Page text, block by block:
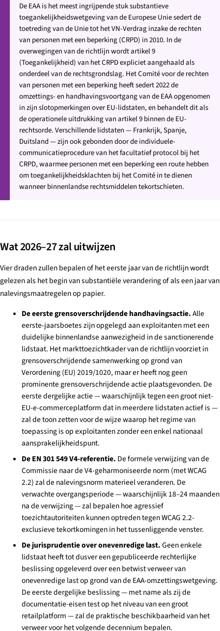
De EAA is het meest ingrijpende stuk substantieve
toegankelijkheidswetgeving van de Europese Unie sedert de
toetreding van de Unie tot het VN-Verdrag inzake de rechten
van personen met een beperking (CRPD) in 2010. In de
overwegingen van de richtlijn wordt artikel 9
(Toegankelijkheid) van het CRPD expliciet aangehaald als
onderdeel van de rechtsgrondslag. Het Comité voor de rechten
van personen met een beperking heeft sedert 2022 de
omzettings- en handhavingsvoortgang van de EAA opgenomen
in zijn slotopmerkingen over EU-lidstaten, en behandelt dit als
de operationele uitdrukking van artikel 9 binnen de EU-
rechtsorde. Verschillende lidstaten — Frankrijk, Spanje,
Duitsland — zijn ook gebonden door de individuele-
communicatieprocedure van het facultatief protocol bij het
CRPD, waarmee personen met een beperking een route hebben
om toegankelijkheidsklachten bij het Comité in te dienen
wanneer binnenlandse rechtsmiddelen tekortschieten.
Wat 2026–27 zal uitwijzen
Vier draden zullen bepalen of het eerste jaar van de richtlijn wordt
gelezen als het begin van substantiële verandering of als een jaar van
nalevingsmaatregelen op papier.
De eerste grensoverschrijdende handhavingsactie.Alle
eerste-jaarsboetes zijn opgelegd aan exploitanten met een
duidelijke binnenlandse aanwezigheid in de sanctionerende
lidstaat. Het markttoezichtkader van de richtlijn voorziet in
grensoverschrijdende samenwerking op grond van
Verordening (EU) 2019/1020, maar er heeft nog geen
prominente grensoverschrijdende actie plaatsgevonden. De
eerste dergelijke actie — waarschijnlijk tegen een groot niet-
EU-e-commerceplatform dat in meerdere lidstaten actief is —
zal de toon zetten voor de wijze waarop het regime van
toepassing is op exploitanten zonder een enkel nationaal
aansprakelijkheidspunt.
De EN 301 549 V4-referentie. De formele verwijzing van de
Commissie naar de V4-geharmoniseerde norm (met WCAG
2.2) zal de nalevingsnorm materieel veranderen. De
verwachte overgangsperiode — waarschijnlijk 18–24 maanden
na de verwijzing — zal bepalen hoe agressief
toezichtautoriteiten kunnen optreden tegen WCAG 2.2-
exclusieve tekortkomingen in het tussenliggende venster.
De jurisprudentie over onevenredige last.Geen enkele
lidstaat heeft tot dusver een gepubliceerde rechterlijke
beslissing opgeleverd over een betwist verweer van
onevenredige last op grond van de EAA-omzettingswetgeving.
De eerste dergelijke beslissing — met name als zij de
documentatie-eisen test op het niveau van een groot
retailplatform — zal de praktische beschikbaarheid van het
verweer voor het volgende decennium bepalen.